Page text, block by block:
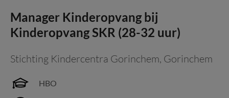
Manager Kinderopvang bij
Kinderopvang SKR (28-32 uur)
Stichting Kindercentra Gorinchem, Gorinchem
HBO